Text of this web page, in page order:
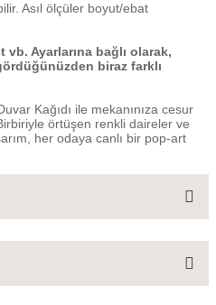
Asıl ölçüler boyut/ebat
vb. Ayarlarına bağlı olarak,
biraz farklı
Kağıdı ile mekanınıza cesur
örtüşen renkli daireler ve
her odaya canlı bir pop-art